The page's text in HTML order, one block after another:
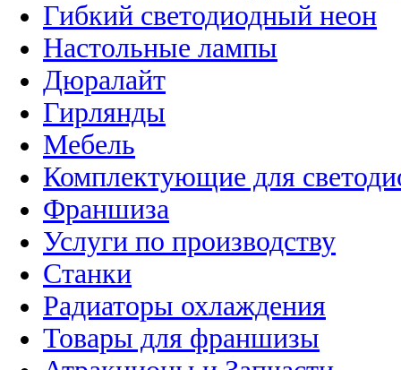
Гибкий светодиодный неон
Настольные лампы
Дюралайт
Гирлянды
Мебель
Комплектующие для
Франшиза
Услуги по производству
Станки
Радиаторы охлаждения
Товары для франшизы